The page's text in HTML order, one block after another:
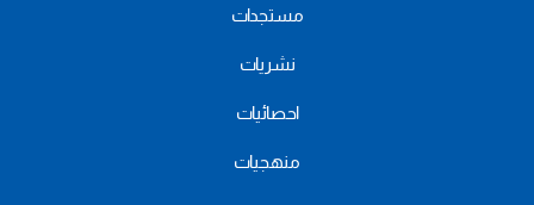
مستجدات
نشريات
احصائيات
منهجيات